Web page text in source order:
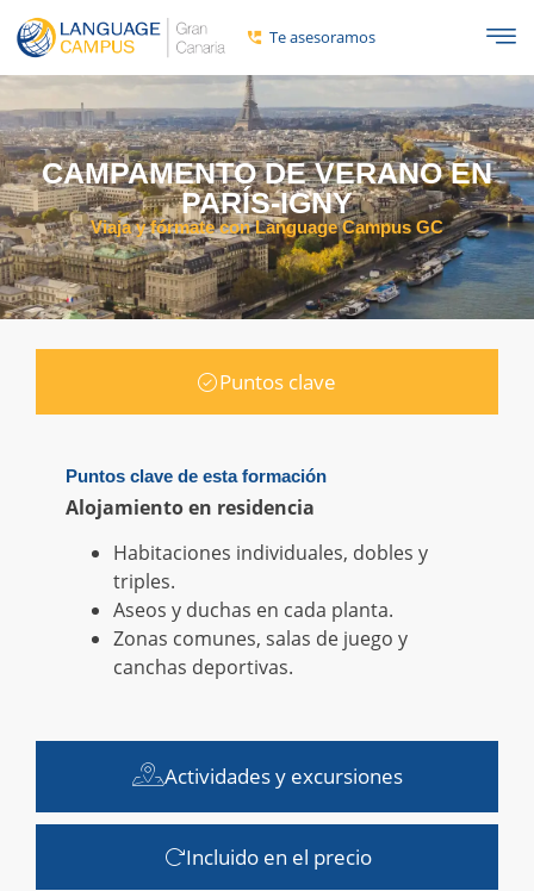
Te asesoramos
CAMPAMENTO DE VERANO EN
PARÍS-IGNY
Viaja y fórmate con Language Campus GC
Puntos clave
Actividades y excursiones
Incluido en el precio
Puntos clave de esta formación
Alojamiento en residencia
Habitaciones individuales, dobles y
triples.
Aseos y duchas en cada planta.
Zonas comunes, salas de juego y
canchas deportivas.